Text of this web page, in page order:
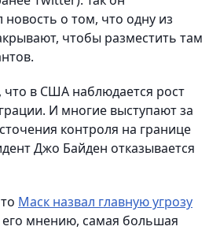
о том, что одну из
чтобы разместить там
в США наблюдается рост
И многие выступают за
контроля на границе
Джо Байден отказывается
Маск назвал главную угрозу
мнению, самая большая